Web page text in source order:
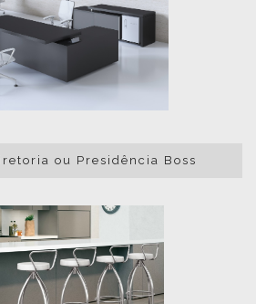
ou Presidência Boss